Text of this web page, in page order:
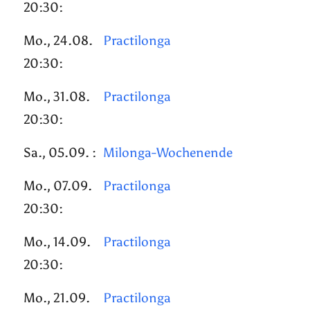
20:30:
Mo., 24.08.
20:30:
Practilonga
Mo., 31.08.
20:30:
Practilonga
Sa., 05.09. : Milonga-Wochenende
Mo., 07.09.
20:30:
Practilonga
Mo., 14.09.
20:30:
Practilonga
Mo., 21.09.
Practilonga